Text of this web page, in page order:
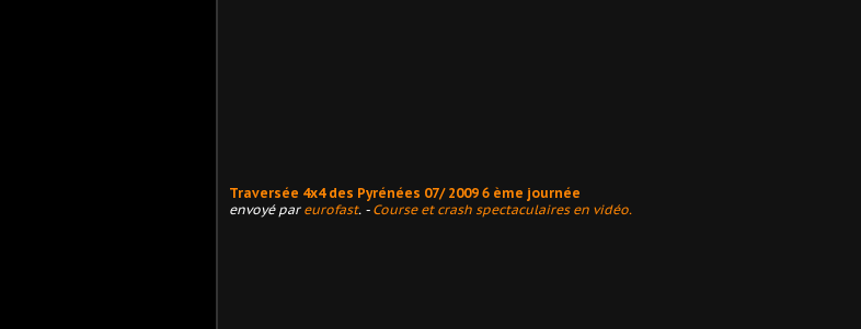
Traversée 4x4 des Pyrénées 07/ 2009 6 ème journée
envoyé par eurofast. - Course et crash spectaculaires en vidéo.